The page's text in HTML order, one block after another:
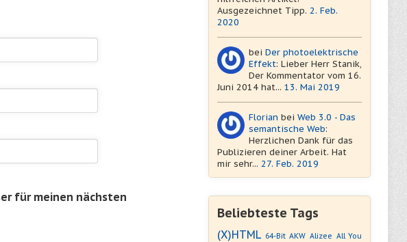
für meinen nächsten
Ausgezeichnet Tipp. 2. Feb.
2020
beiDer photoelektrische
Effekt: Lieber Herr Stanik,
Der Kommentator vom 16.
Juni 2014 hat... 13. Mai 2019
Florian beiWeb 3.0 - Das
semantische Web:
Herzlichen Dank für das
Publizieren deiner Arbeit. Hat
mir sehr... 27. Feb. 2019
Beliebteste Tags
(X)HTML 64-Bit AKW Alizee All You